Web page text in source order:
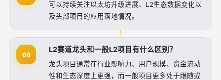
可以持续关注以太坊升级进展、L2生态数据变化以
及头部项目的应用落地情况。
08
L2赛道龙头和一般L2项目有什么区别？
龙头项目通常在行业影响力、用户规模、资金流动
性和生态深度上更强，而一般项目更多处于跟随或